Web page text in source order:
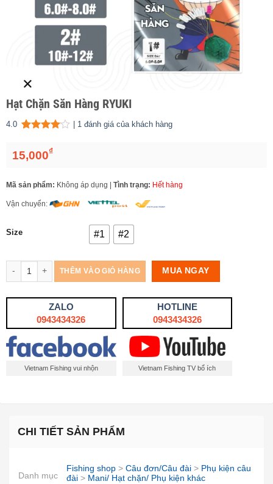
Hạt Chặn Săn Hàng RYUKI
4.0 1 đánh giá của khách hàng
15,000₫
Mã sản phẩm: Không áp dụng | Tình trạng: Hết hàng
Vận chuyển:
Size #1 #2
Số lượng THÊM VÀO GIỎ HÀNG MUA NGAY
ZALO
0943434326
HOTLINE
0943434326
Vietnam Fishing vui nhộn Vietnam Fishing TV bổ ích
CHI TIẾT SẢN PHẨM
Danh mục
Fishing shop > Câu đơn/Câu đài > Phụ kiện câu
đài > Mani/ Hạt chặn/ Phụ kiện khác